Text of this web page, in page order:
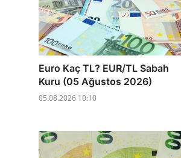
Euro Kaç TL? EUR/TL Sabah
Kuru (05 Ağustos 2026)
05.08.2026 10:10